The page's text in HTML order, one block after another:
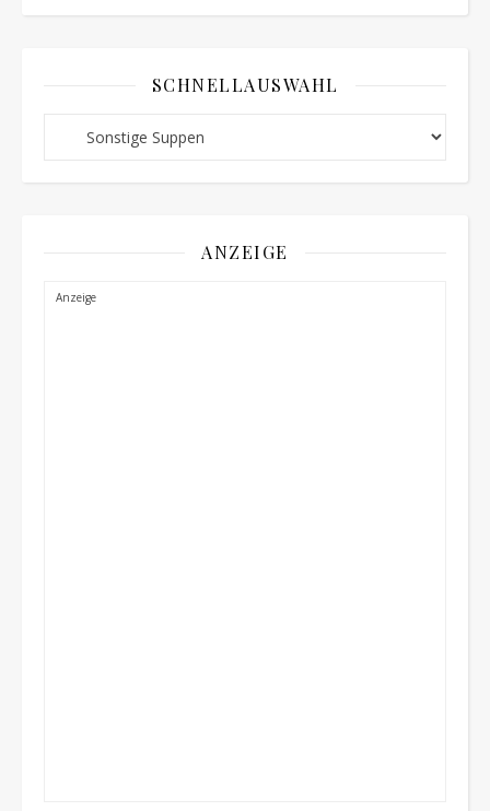
SCHNELLAUSWAHL
ANZEIGE